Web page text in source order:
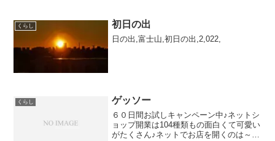
くらし 初日の出
日の出,富士山,初日の出,2,022,
くらし ゲッソー
６０日間お試しキャンペーン中♪ネットシ
ョップ開業は104種類もの面白くて可愛い
がたくさん♪ネットでお店を開くのは～＠